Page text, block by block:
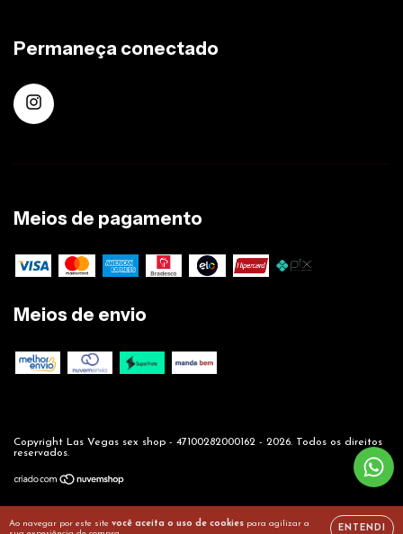
Ao navegar por este site você aceita o uso de cookies para agilizar a
ENTENDI
Permaneça conectado
Meios de pagamento
Meios de envio
Copyright Las Vegas sex shop - 47100282000162 - 2026. Todos os direitos
reservados.